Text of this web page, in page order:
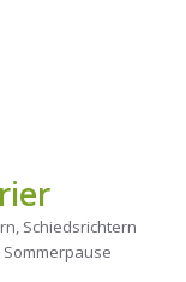
Schiedsrichtern